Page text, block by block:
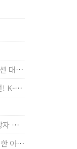
<서울공대> 웹진, 2020 대한민국 커뮤니케이션 대상 창간사보 부문 최우수상 선정
캠퍼스타운 입주기업 'Aniai' 중기부 주최 도전! K-스타트업 대상 수상
글로벌사회공헌단, 2020 샤눔리더스클럽 수상자 시상
글로벌사회공헌단, 사회공헌 경진대회로 참신한 아이디어 발굴, 지원